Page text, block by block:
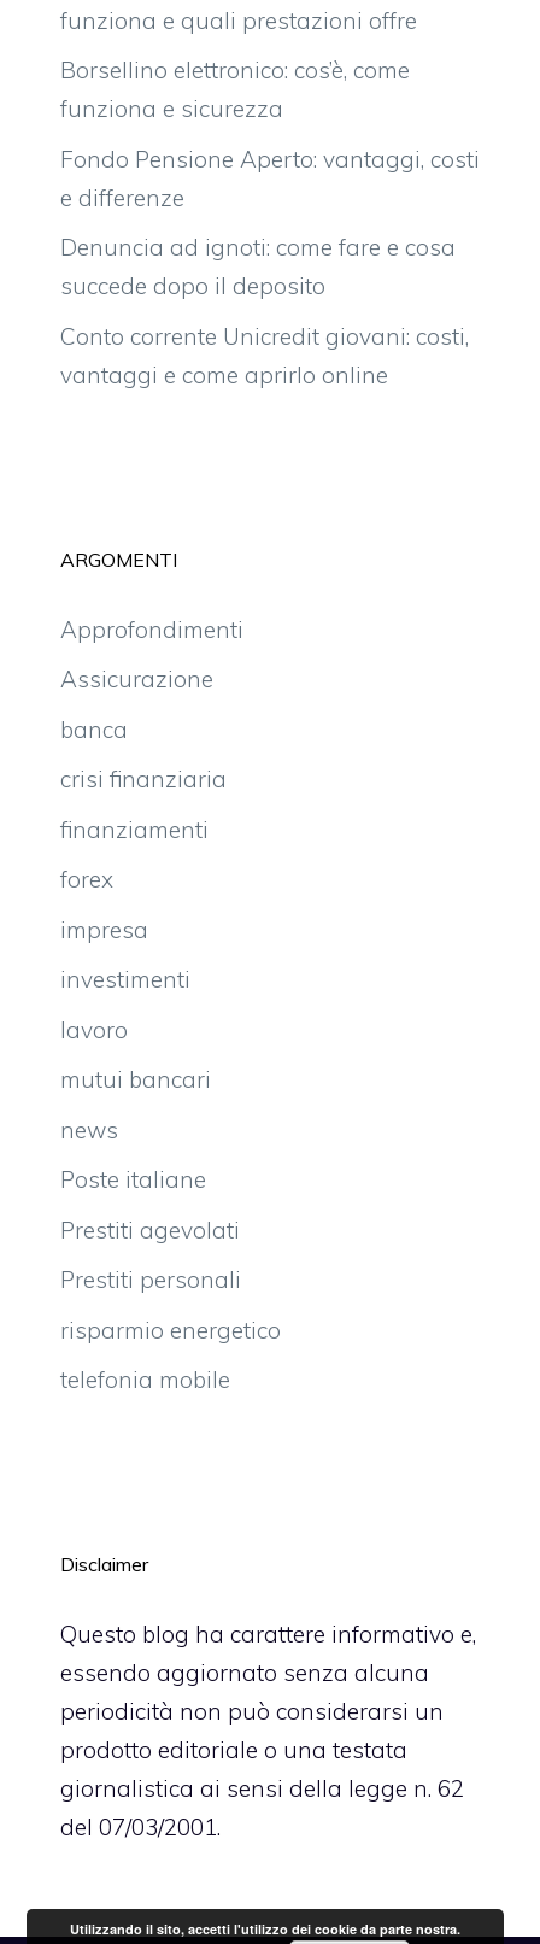
funziona e quali prestazioni offre
Borsellino elettronico: cos’è, come
funziona e sicurezza
Fondo Pensione Aperto: vantaggi, costi
e differenze
Denuncia ad ignoti: come fare e cosa
succede dopo il deposito
Conto corrente Unicredit giovani: costi,
vantaggi e come aprirlo online
ARGOMENTI
Approfondimenti
Assicurazione
banca
crisi finanziaria
finanziamenti
forex
impresa
investimenti
lavoro
mutui bancari
news
Poste italiane
Prestiti agevolati
Prestiti personali
risparmio energetico
telefonia mobile
Disclaimer
Questo blog ha carattere informativo e,
essendo aggiornato senza alcuna
periodicità non può considerarsi un
prodotto editoriale o una testata
giornalistica ai sensi della legge n. 62
del 07/03/2001.
Utilizzando il sito, accetti l'utilizzo dei cookie da parte nostra.